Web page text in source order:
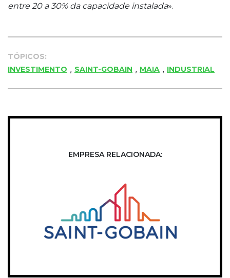
entre 20 a 30% da capacidade instalada».
TÓPICOS:
INVESTIMENTO , SAINT-GOBAIN , MAIA , INDUSTRIAL
EMPRESA RELACIONADA: